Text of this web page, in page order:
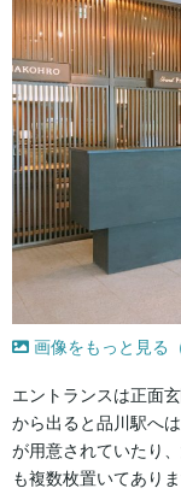
画像をもっと見る
エントランスは正面
から出ると品川駅へ
が用意されていたり
も複数枚置いてあり